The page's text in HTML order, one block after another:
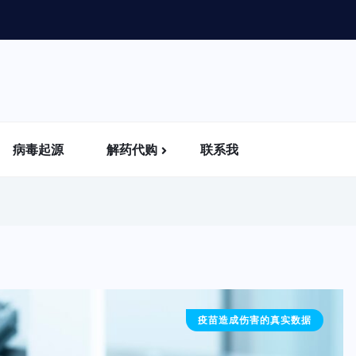
病毒起源 解药代购 联系我
疫苗造成伤害的真实数据